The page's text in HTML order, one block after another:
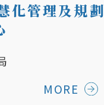
化管理及規劃
MORE